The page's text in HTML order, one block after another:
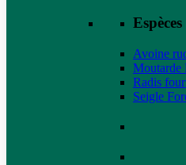
Avoine
Moutarde
Radis
Seigle